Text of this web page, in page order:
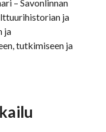
– Savonlinnan
ja
ja
tutkimiseen ja